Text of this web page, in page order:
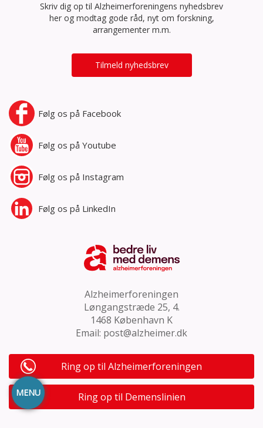
MENU
Skriv dig op til Alzheimerforeningens nyhedsbrev
her og modtag gode råd, nyt om forskning,
arrangementer m.m.
Tilmeld nyhedsbrev
Følg os på Facebook
Følg os på Youtube
Følg os på Instagram
Følg os på LinkedIn
Alzheimerforeningen
Løngangstræde 25, 4.
1468 København K
Email: post@alzheimer.dk
Ring op til Alzheimerforeningen
Ring op til Demenslinien